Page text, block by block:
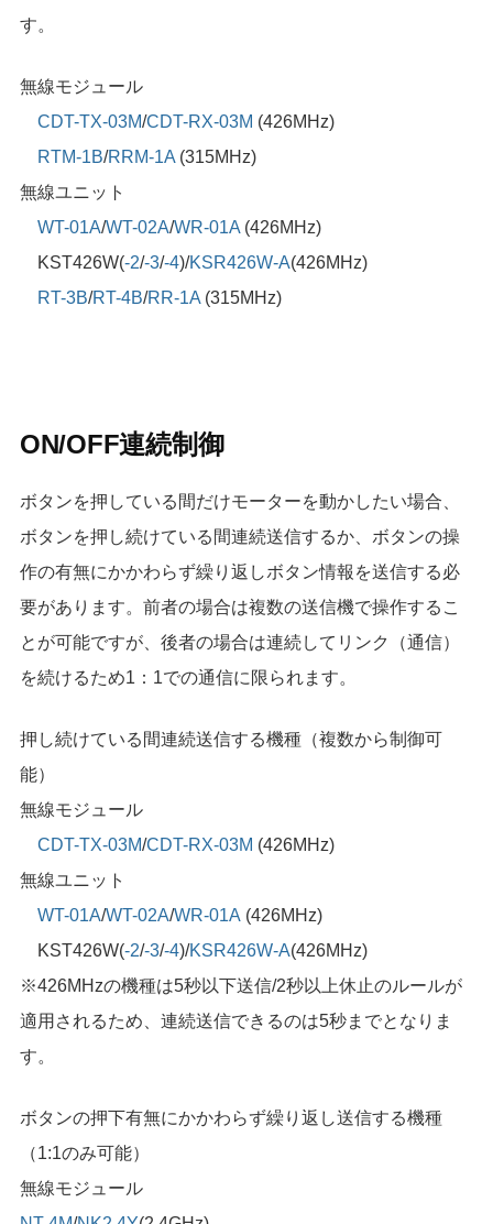
す。
無線モジュール
CDT-TX-03M/CDT-RX-03M (426MHz)
RTM-1B/RRM-1A(315MHz)
無線ユニット
WT-01A/WT-02A/WR-01A(426MHz)
KST426W(-2/-3/-4)/KSR426W-A(426MHz)
RT-3B/RT-4B/RR-1A(315MHz)
ON/OFF連続制御
ボタンを押している間だけモーターを動かしたい場合、
ボタンを押し続けている間連続送信するか、ボタンの操
作の有無にかかわらず繰り返しボタン情報を送信する必
要があります。前者の場合は複数の送信機で操作するこ
とが可能ですが、後者の場合は連続してリンク（通信）
を続けるため1：1での通信に限られます。
押し続けている間連続送信する機種（複数から制御可
能）
無線モジュール
CDT-TX-03M/CDT-RX-03M (426MHz)
無線ユニット
WT-01A/WT-02A/WR-01A (426MHz)
KST426W(-2/-3/-4)/KSR426W-A(426MHz)
※426MHzの機種は5秒以下送信/2秒以上休止のルールが
適用されるため、連続送信できるのは5秒までとなりま
す。
ボタンの押下有無にかかわらず繰り返し送信する機種
（1:1のみ可能）
無線モジュール